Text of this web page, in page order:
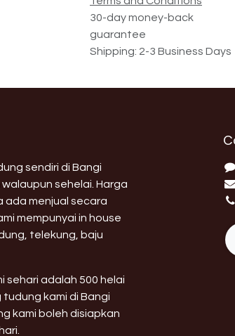
30-day money-back
guarantee
Shipping: 2-3 Business Days
sendiri di Bangi
sehelai. Harga
ada menjual secara
mempunyai in house
telekung, baju
sehari adalah 500 helai
kami di Bangi
kami boleh disiapkan